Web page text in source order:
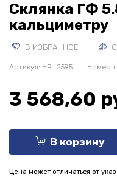
Склянка ГФ
кальциметру
В ИЗБРАННОЕ
Артикул: HP_2595 Номер
3 568,60
В корзину
Цена может отличаться от